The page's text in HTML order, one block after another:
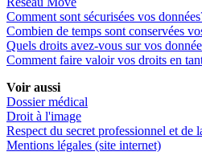
Comment sont sécurisées vos
Combien de temps sont conservées
Quels droits avez-vous sur vos
Comment faire valoir vos droits en
Voir aussi
Dossier médical
Droit à l'image
Respect du secret professionnel et de
Mentions légales (site internet)